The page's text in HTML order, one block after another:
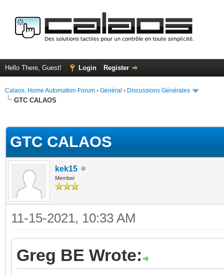
Hello There, Guest! Login Register
Calaos, Home Automation Forum › Général › Discussions Générales
GTC CALAOS
GTC CALAOS
kek15
Member
11-15-2021, 10:33 AM
Greg BE Wrote: